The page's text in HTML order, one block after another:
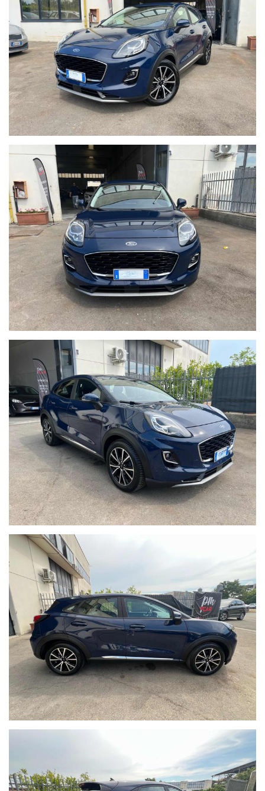
Consegna Auto in tutta Italia
Possibilità di finanziamento dell'intero importo
Auto visibile in:
Strada Antica di None 16,
10092 Beinasco - Torino
VENDITA CEL: +39 - 375.8036693
SEGR. 011-0609089
SERVIZI OFFERTI DAL NOSTRO TEAM :
VIDEOCHIAMATA con Tour Virtuale della Vettura
Possibilità di ricevere un VIDEO e FOTO DETTAGLIATE dell’
auto Selezionata
Valutazione del tuo USATO anche a DISTANZA: Vuoi sapere
quanto vale il tuo usato? Invia un messaggio senza impegno
TEST DRIVE su tutte le vetture disponibili.
E ANCHE la possibilità di FINANZIARE la tua auto con deutsche
bank
con Consel (Gruppo BANCA SELLA) Compass (Gruppo Mediobanca)
E con rate personalizzate fino ad 84 mesi con Assicurazione furto-
incendio, atti vandalici, cristalli e collisione, a tassi tra i migliori
del mercato!
Contratti anche Online
WWW.PMCARTO.IT
N.B.Qualora fossero presenti imprecisioni causate dalla non
uniformità dei dati pubblicati dai diversi portali, La invitiamo a
verificare le caratteristiche dello specifico veicolo.
pm car declina ogni responsabilità per eventuali involontarie
incongruenze che non rappresentano in alcun modo un impegno